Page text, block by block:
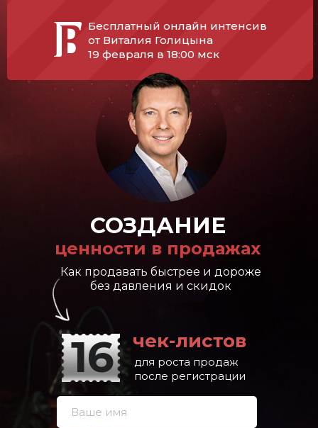
Бесплатный онлайн интенсив
от Виталия Голицына
19 февраля в 18:00 мск
ценности в продажах
Как продавать быстрее и дороже
без давления и скидок
для роста продаж
после регистрации
чек-листов
16
СОЗДАНИЕ